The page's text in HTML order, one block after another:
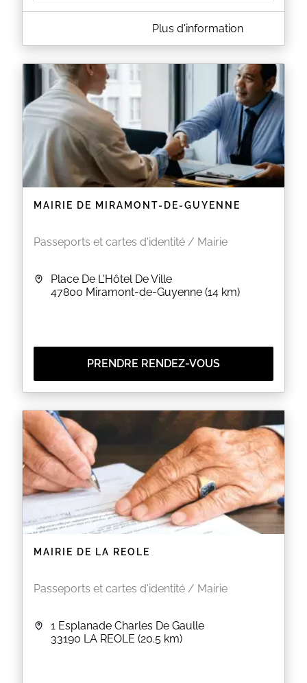
A PROPOS DE MAIRIE DE SEYCHES
ATTENTION :
La pré-demande est GRATUITE, elle se fait sur le site
de l'ANTS :
https://ants.gouv.fr
Plusieurs sites proposent une aide payante pour
faire votre pré-demande. En cas de doute n'hésitez
pas à contacter une mairie ou les maisons France
Services.
Informations pratiques
Récupération de votre titre après réception du
sms par l'Ants du lundi au vendredi de 09h à
Les documents à fournir varient en fonction
nécessaires. Vous pouvez également
consulter le site Service Public
Attention
, les dossiers incomplets ne pourront pas
être instruits par nos services et devront faire l’objet
d’un autre rendez-vous.
Elle doivent dater de moins de 6 mois sous
peine d’être refusées par le service C.N.I /
Passeport de la Préfecture.
La présence du demandeur est obligatoire
(prise des empreintes) au dépôt du dossier et
La présence des mineurs est obligatoire et ils
doivent être accompagnés de leur
représentant légal :
Lors du dépôt du dossier pour les
mineurs de moins de 18 ans.
Lors du retrait de la Carte Nationale
d’Identité et du Passeport pour les
mineurs de 12 à 18 ans.
EN SAVOIR PLUS
Plus d'information
MAIRIE DE MIRAMONT-DE-GUYENNE
Passeports et cartes d'identité / Mairie
Place De L'Hôtel De Ville
47800 Miramont-de-Guyenne (14 km)
PRENDRE RENDEZ-VOUS
MAIRIE DE LA REOLE
Passeports et cartes d'identité / Mairie
1 Esplanade Charles De Gaulle
33190 LA REOLE (20.5 km)